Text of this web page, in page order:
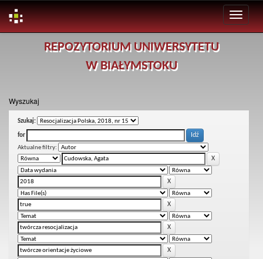
REPOZYTORIUM UNIWERSYTETU
W BIAŁYMSTOKU
Wyszukaj
Szukaj:
for
Aktualne filtry: